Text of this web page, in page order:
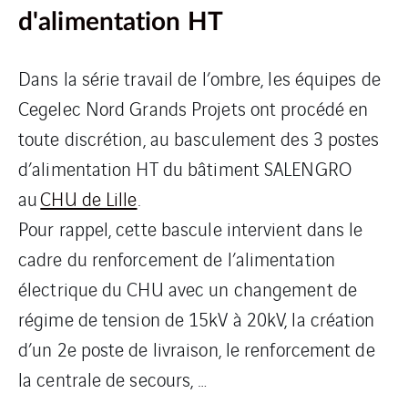
d'alimentation HT
Dans la série travail de l’ombre, les équipes de
Cegelec Nord Grands Projets ont procédé en
toute discrétion, au basculement des 3 postes
d’alimentation HT du bâtiment SALENGRO
auCHU de Lille.
Pour rappel, cette bascule intervient dans le
cadre du renforcement de l’alimentation
électrique du CHU avec un changement de
régime de tension de 15kV à 20kV, la création
d’un 2e poste de livraison, le renforcement de
la centrale de secours, …